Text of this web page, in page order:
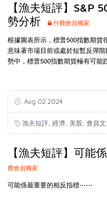
【漁夫短評】S&P
勢分析
付費會員獨家
根據圖表所示，標普500指數期貨
意味著市場目前或處於短暫反彈
勢中，標普500指數期貨極有可能
Aug 02 2024
漁夫短評 經濟 美股 會員
【漁夫短評】可能
費會員獨家
可能係最重要的相反指標⋯⋯